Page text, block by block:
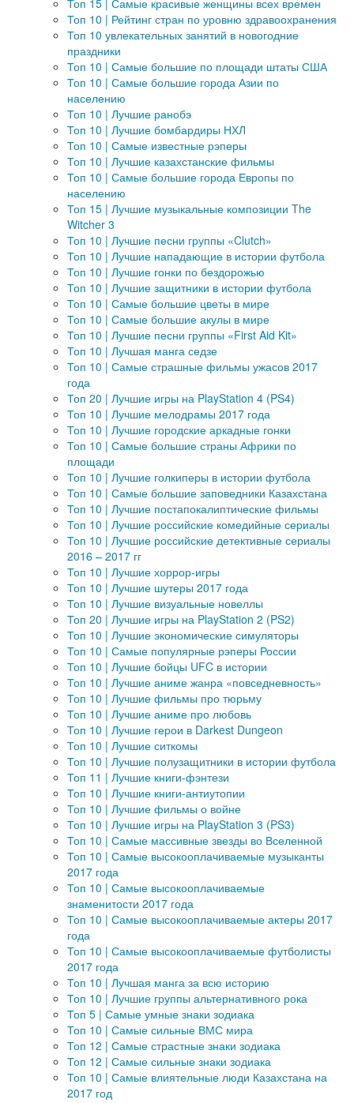
Топ 15 | Самые красивые женщины всех времен
Топ 10 | Рейтинг стран по уровню здравоохранения
Топ 10 увлекательных занятий в новогодние
праздники
Топ 10 | Самые большие по площади штаты США
Топ 10 | Самые большие города Азии по
населению
Топ 10 | Лучшие ранобэ
Топ 10 | Лучшие бомбардиры НХЛ
Топ 10 | Самые известные рэперы
Топ 10 | Лучшие казахстанские фильмы
Топ 10 | Самые большие города Европы по
населению
Топ 15 | Лучшие музыкальные композиции The
Witcher 3
Топ 10 | Лучшие песни группы «Clutch»
Топ 10 | Лучшие нападающие в истории футбола
Топ 10 | Лучшие гонки по бездорожью
Топ 10 | Лучшие защитники в истории футбола
Топ 10 | Самые большие цветы в мире
Топ 10 | Самые большие акулы в мире
Топ 10 | Лучшие песни группы «First Aid Kit»
Топ 10 | Лучшая манга седзе
Топ 10 | Самые страшные фильмы ужасов 2017
года
Топ 20 | Лучшие игры на PlayStation 4 (PS4)
Топ 10 | Лучшие мелодрамы 2017 года
Топ 10 | Лучшие городские аркадные гонки
Топ 10 | Самые большие страны Африки по
площади
Топ 10 | Лучшие голкиперы в истории футбола
Топ 10 | Самые большие заповедники Казахстана
Топ 10 | Лучшие постапокалиптические фильмы
Топ 10 | Лучшие российские комедийные сериалы
Топ 10 | Лучшие российские детективные сериалы
2016 – 2017 гг
Топ 10 | Лучшие хоррор-игры
Топ 10 | Лучшие шутеры 2017 года
Топ 10 | Лучшие визуальные новеллы
Топ 20 | Лучшие игры на PlayStation 2 (PS2)
Топ 10 | Лучшие экономические симуляторы
Топ 10 | Самые популярные рэперы России
Топ 10 | Лучшие бойцы UFC в истории
Топ 10 | Лучшие аниме жанра «повседневность»
Топ 10 | Лучшие фильмы про тюрьму
Топ 10 | Лучшие аниме про любовь
Топ 10 | Лучшие герои в Darkest Dungeon
Топ 10 | Лучшие ситкомы
Топ 10 | Лучшие полузащитники в истории футбола
Топ 11 | Лучшие книги-фэнтези
Топ 10 | Лучшие книги-антиутопии
Топ 10 | Лучшие фильмы о войне
Топ 10 | Лучшие игры на PlayStation 3 (PS3)
Топ 10 | Самые массивные звезды во Вселенной
Топ 10 | Самые высокооплачиваемые музыканты
2017 года
Топ 10 | Самые высокооплачиваемые
знаменитости 2017 года
Топ 10 | Самые высокооплачиваемые актеры 2017
года
Топ 10 | Самые высокооплачиваемые футболисты
2017 года
Топ 10 | Лучшая манга за всю историю
Топ 10 | Лучшие группы альтернативного рока
Топ 5 | Самые умные знаки зодиака
Топ 10 | Самые сильные ВМС мира
Топ 12 | Самые страстные знаки зодиака
Топ 12 | Самые сильные знаки зодиака
Топ 10 | Самые влиятельные люди Казахстана на
2017 год